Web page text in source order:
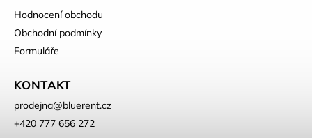
Hodnocení obchodu
Obchodní podmínky
Formuláře
KONTAKT
prodejna@bluerent.cz
+420 777 656 272